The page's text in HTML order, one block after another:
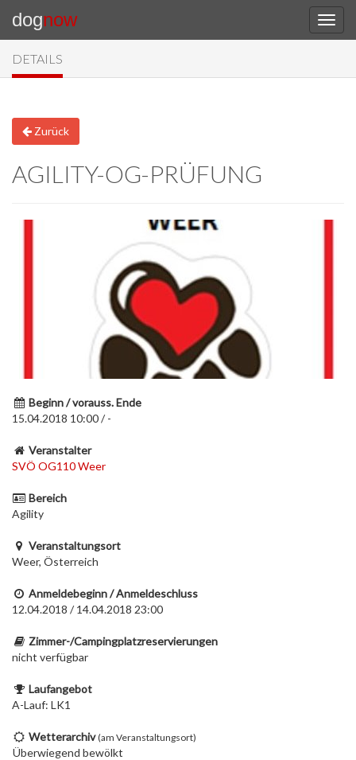
dognow
DETAILS
Zurück
AGILITY-OG-PRÜFUNG
Beginn / vorauss. Ende
15.04.2018 10:00 / -
Veranstalter
SVÖ OG110 Weer
Bereich
Agility
Veranstaltungsort
Weer, Österreich
Anmeldebeginn / Anmeldeschluss
12.04.2018 / 14.04.2018 23:00
Zimmer-/Campingplatzreservierungen
nicht verfügbar
Laufangebot
A-Lauf: LK1
Wetterarchiv (am Veranstaltungsort)
Überwiegend bewölkt